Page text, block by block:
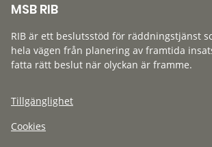
MSB RIB
RIB är ett beslutsstöd för räddningstjänst
hela vägen från planering av framtida
fatta rätt beslut när olyckan är framme.
Tillgänglighet
Cookies